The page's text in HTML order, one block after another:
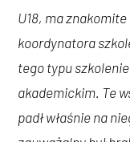
U18, ma
koordynatora
tego typu
akademickim. Te
padł właśnie na